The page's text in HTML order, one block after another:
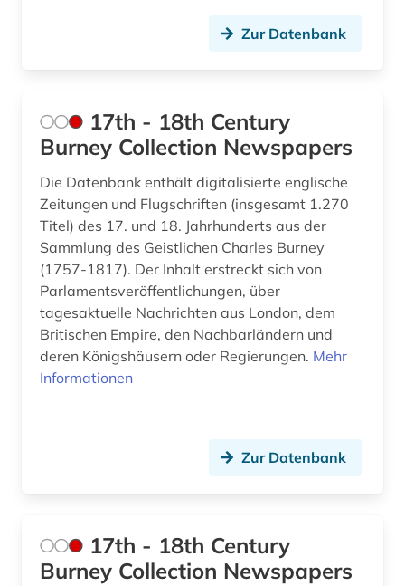
aserbaidschan (1)
asien (6)
asien-pazifik (1)
asienforschung (2)
asyl (6)
asylbewerber (1)
asylbewerberleistungsrecht (1)
asylrecht (2)
attentat (1)
Osteuropa (24)
Ostmitteleuropa (10)
Palaestina (6)
Polen (11)
Portugal (3)
Rheinland-Pfalz (3)
Rumänien (6)
Russland, Sowjetunion (54)
Schweiz (8)
Zur Datenbank
17th - 18th Century
Burney Collection Newspapers
Die Datenbank enthält digitalisierte englische
Zeitungen und Flugschriften (insgesamt 1.270
Titel) des 17. und 18. Jahrhunderts aus der
Sammlung des Geistlichen Charles Burney
(1757-1817). Der Inhalt erstreckt sich von
Parlamentsveröffentlichungen, über
tagesaktuelle Nachrichten aus London, dem
Britischen Empire, den Nachbarländern und
deren Königshäusern oder Regierungen. Mehr
Informationen
Zur Datenbank
17th - 18th Century
Burney Collection Newspapers